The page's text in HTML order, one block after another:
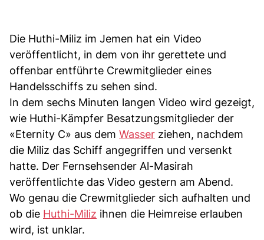
Die Huthi-Miliz im Jemen hat ein Video
veröffentlicht, in dem von ihr gerettete und
offenbar entführte Crewmitglieder eines
Handelsschiffs zu sehen sind.
In dem sechs Minuten langen Video wird gezeigt,
wie Huthi-Kämpfer Besatzungsmitglieder der
«Eternity C» aus dem Wasser ziehen, nachdem
die Miliz das Schiff angegriffen und versenkt
hatte. Der Fernsehsender Al-Masirah
veröffentlichte das Video gestern am Abend.
Wo genau die Crewmitglieder sich aufhalten und
ob die Huthi-Miliz ihnen die Heimreise erlauben
wird, ist unklar.